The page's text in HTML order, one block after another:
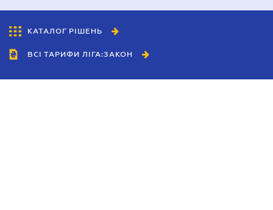
КАТАЛОГ РІШЕНЬ
ВСІ ТАРИФИ ЛІГА:ЗАКОН